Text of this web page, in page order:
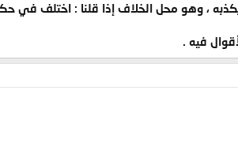
، وهو محل الخلاف إذا قلنا : اختلف في حكم
فيه .